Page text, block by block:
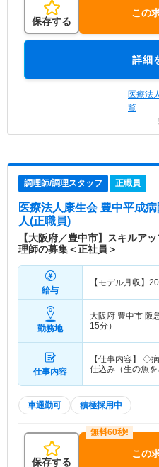
保存する
この
詳細
医療法
覧
調理師/調理スタッフ 正職員
医療法人康生会 豊中平成
人(正職員)
【大阪府／豊中市】スキルア
理師の募集＜正社員＞
給与
【モデル月収】
勤務地
大阪府 豊中市 阪
15分）
仕事内容
【仕事内容】 ◇
仕込み（生の魚
車通勤可 積極採用中
保存する
この